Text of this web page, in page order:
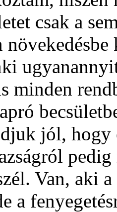
csak a
minden
jól, hogy
Van, aki
a